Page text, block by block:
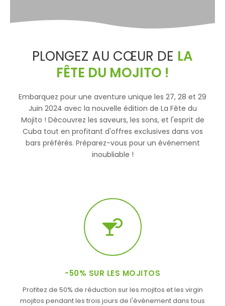
PLONGEZ AU CŒUR DE LA
FÊTE DU MOJITO !
Embarquez pour une aventure unique les 27, 28 et 29
Juin 2024 avec la nouvelle édition de La Fête du
Mojito ! Découvrez les saveurs, les sons, et l'esprit de
Cuba tout en profitant d'offres exclusives dans vos
bars préférés. Préparez-vous pour un événement
inoubliable !
-50% SUR LES MOJITOS
Profitez de 50% de réduction sur les mojitos et les virgin
mojitos pendant les trois jours de l'événement dans tous